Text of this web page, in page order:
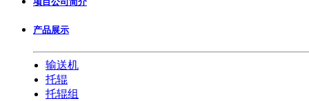
产品展示
输送机
托辊
托辊组